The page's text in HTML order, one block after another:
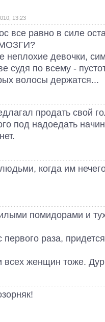
13:23
все равно в силе
неплохие девочки,
судя по всему -
волосы держатся...
продать свой
под надоедать
когда им
помидорами и
раза,
всех женщин тоже.